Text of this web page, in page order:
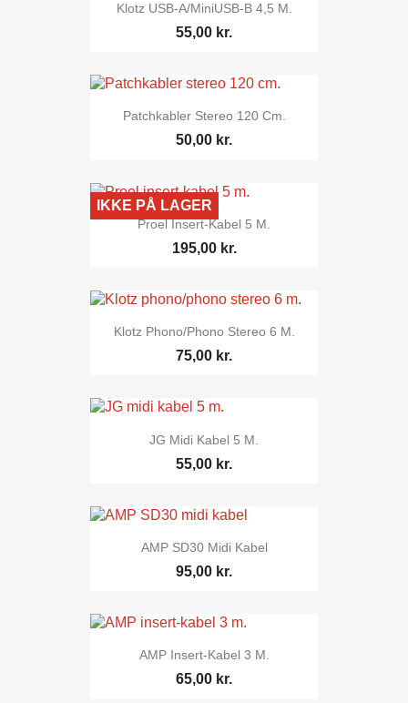
Klotz USB-A/miniUSB-B 4,5 M.
55,00 kr.
Patchkabler Stereo 120 Cm.
50,00 kr.
Proel Insert-Kabel 5 M.
195,00 kr.
IKKE PÅ LAGER
Klotz Phono/phono Stereo 6 M.
75,00 kr.
JG Midi Kabel 5 M.
55,00 kr.
AMP SD30 Midi Kabel
95,00 kr.
AMP Insert-Kabel 3 M.
65,00 kr.